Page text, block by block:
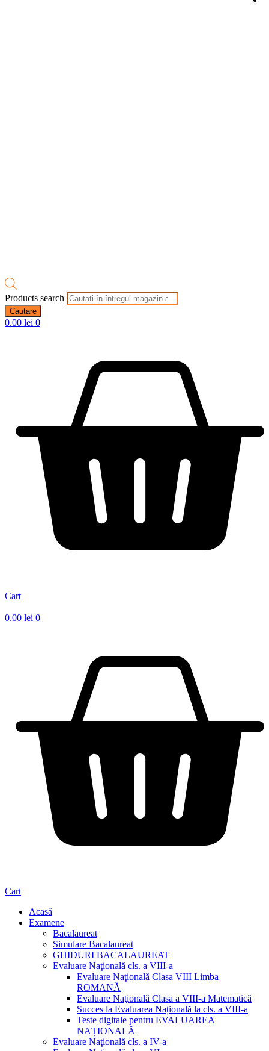
Products search
Cautare
0.00 lei 0
Cart
0.00 lei 0
Cart
Acasă
Examene
Bacalaureat
Simulare Bacalaureat
GHIDURI BACALAUREAT
Evaluare Naţională cls. a VIII-a
Evaluare Naţională Clasa VIII Limba
ROMANĂ
Evaluare Naţională Clasa a VIII-a Matematică
Succes la Evaluarea Națională la cls. a VIII-a
Teste digitale pentru EVALUAREA
NAȚIONALĂ
Evaluare Naţională cls. a IV-a